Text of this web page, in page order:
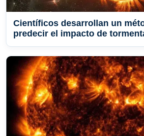
Científicos desarrollan un
predecir el impacto de